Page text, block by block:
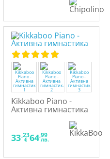
Kikkaboo Piano -
Активна гимнастика
33,23
€ 64,99
лв.